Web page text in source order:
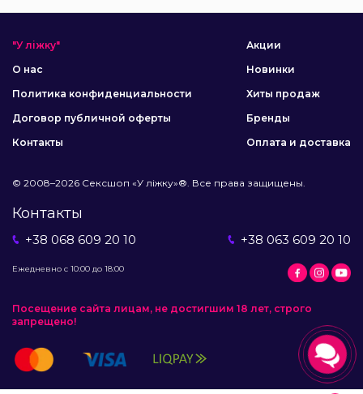
"У ліжку"
О нас
Политика конфиденциальности
Договор публичной оферты
Контакты
Акции
Новинки
Хиты продаж
Бренды
Оплата и доставка
© 2008–2026 Сексшоп «У ліжку»®. Все права защищены.
Контакты
+38 068 609 20 10 +38 063 609 20 10
Ежедневно с 10:00 до 18:00
Посещение сайта лицам, не достигшим 18 лет, строго
запрещено!